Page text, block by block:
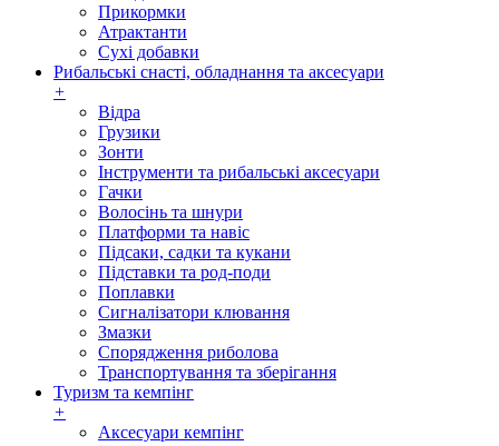
Прикормки
Атрактанти
Сухі добавки
Рибальські снасті, обладнання та аксесуари
+
Відра
Грузики
Зонти
Інструменти та рибальські аксесуари
Гачки
Волосінь та шнури
Платформи та навіс
Підсаки, садки та кукани
Підставки та род-поди
Поплавки
Сигналізатори клювання
Змазки
Спорядження риболова
Транспортування та зберігання
Туризм та кемпінг
+
Аксесуари кемпінг